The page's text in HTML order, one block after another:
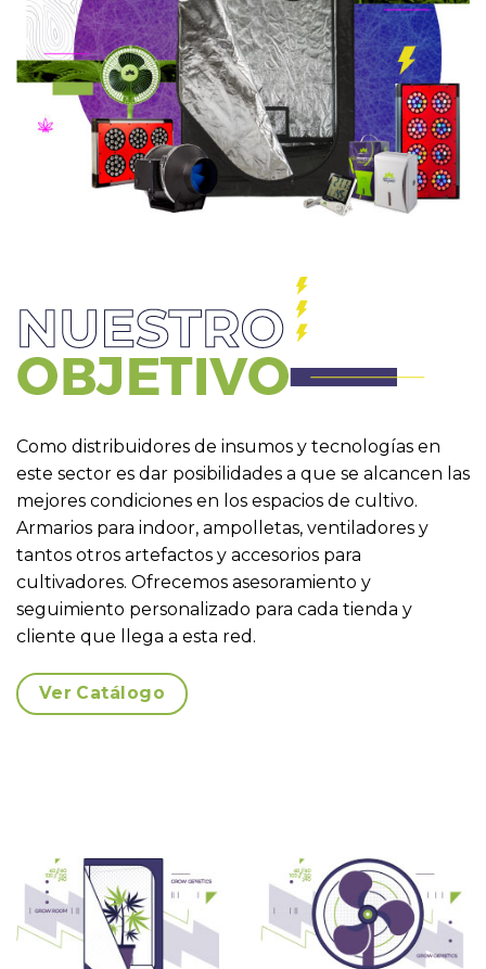
Como distribuidores de insumos y tecnologías en
este sector es dar posibilidades a que se alcancen las
mejores condiciones en los espacios de cultivo.
Armarios para indoor, ampolletas, ventiladores y
tantos otros artefactos y accesorios para
cultivadores. Ofrecemos asesoramiento y
seguimiento personalizado para cada tienda y
cliente que llega a esta red.
Ver Catálogo